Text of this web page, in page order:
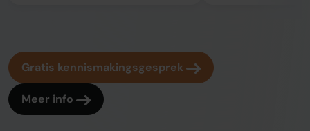
Gratis kennismakingsgesprek
Meer info